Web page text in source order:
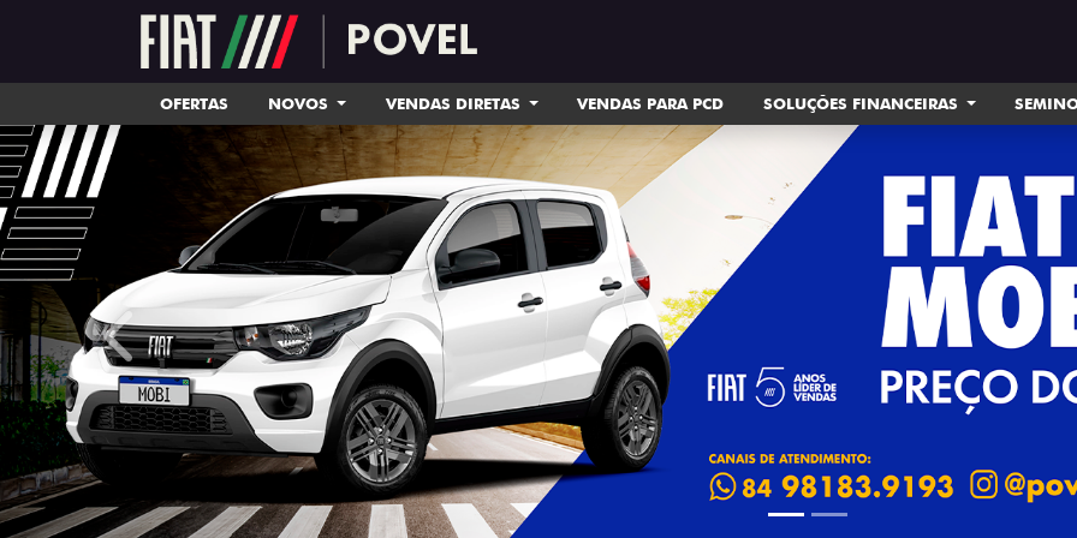
OFERTAS NOVOS VENDAS DIRETAS VENDAS PARA PCD SOLUÇÕES FINANCEIRAS
templates.template-01.components.carousel.texts.control_prev